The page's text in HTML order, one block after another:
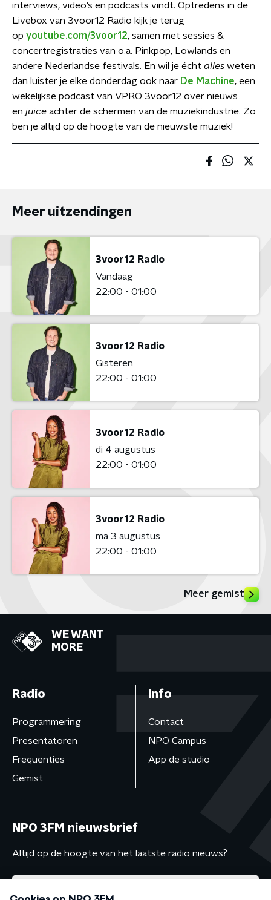
interviews, video’s en podcasts vindt. Optredens in de
Livebox van 3voor12 Radio kijk je terug
op youtube.com/3voor12, samen met sessies &
concertregistraties van o.a. Pinkpop, Lowlands en
andere Nederlandse festivals. En wil je écht alles weten
dan luister je elke donderdag ook naar De Machine, een
wekelijkse podcast van VPRO 3voor12 over nieuws
en juice achter de schermen van de muziekindustrie. Zo
ben je altijd op de hoogte van de nieuwste muziek!
Meer uitzendingen
3voor12 Radio
Vandaag
22:00 - 01:00
3voor12 Radio
Gisteren
22:00 - 01:00
3voor12 Radio
di 4 augustus
22:00 - 01:00
3voor12 Radio
ma 3 augustus
22:00 - 01:00
Meer gemist
WE WANT
MORE
Radio
Programmering
Presentatoren
Frequenties
Gemist
Info
Contact
NPO Campus
App de studio
NPO 3FM nieuwsbrief
Altijd op de hoogte van het laatste radio nieuws?